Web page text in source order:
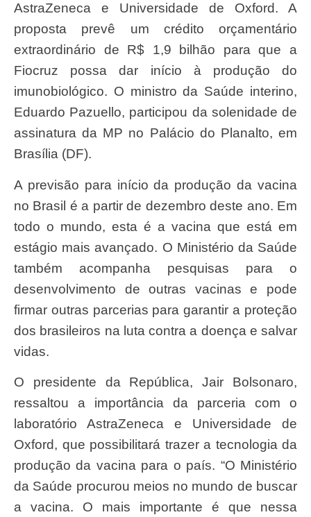
AstraZeneca e Universidade de Oxford. A
proposta prevê um crédito orçamentário
extraordinário de R$ 1,9 bilhão para que a
Fiocruz possa dar início à produção do
imunobiológico. O ministro da Saúde interino,
Eduardo Pazuello, participou da solenidade de
assinatura da MP no Palácio do Planalto, em
Brasília (DF).
A previsão para início da produção da vacina
no Brasil é a partir de dezembro deste ano. Em
todo o mundo, esta é a vacina que está em
estágio mais avançado. O Ministério da Saúde
também acompanha pesquisas para o
desenvolvimento de outras vacinas e pode
firmar outras parcerias para garantir a proteção
dos brasileiros na luta contra a doença e salvar
vidas.
O presidente da República, Jair Bolsonaro,
ressaltou a importância da parceria com o
laboratório AstraZeneca e Universidade de
Oxford, que possibilitará trazer a tecnologia da
produção da vacina para o país. “O Ministério
da Saúde procurou meios no mundo de buscar
a vacina. O mais importante é que nessa